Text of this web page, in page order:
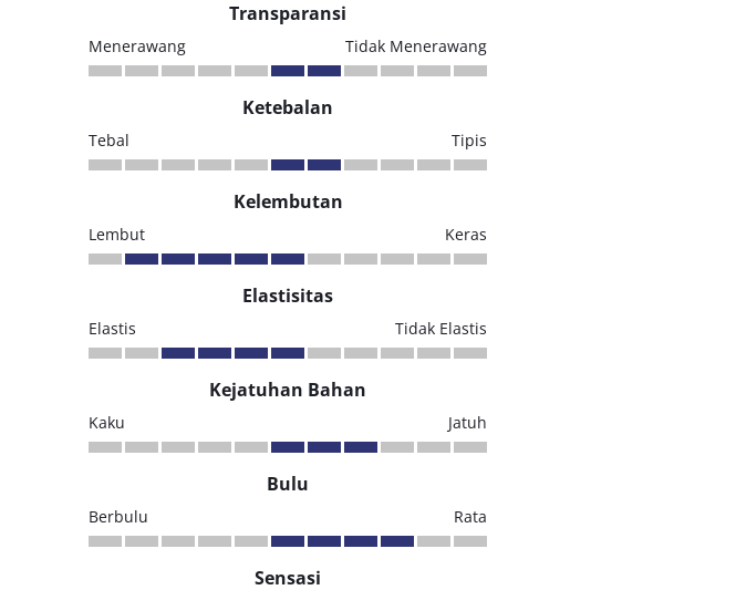
Transparansi
Menerawang Tidak Menerawang
Ketebalan
Tebal Tipis
Kelembutan
Lembut Keras
Elastisitas
Elastis Tidak Elastis
Kejatuhan Bahan
Kaku Jatuh
Bulu
Berbulu Rata
Sensasi